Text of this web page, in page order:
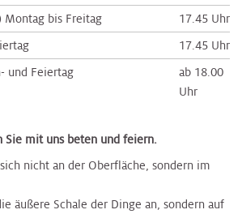
Montag bis Freitag
17.45 Uhr
17.45 Uhr
und Feiertag
ab 18.00
Uhr
Sie mit uns beten und feiern.
nicht an der Oberfläche, sondern im
äußere Schale der Dinge an, sondern auf